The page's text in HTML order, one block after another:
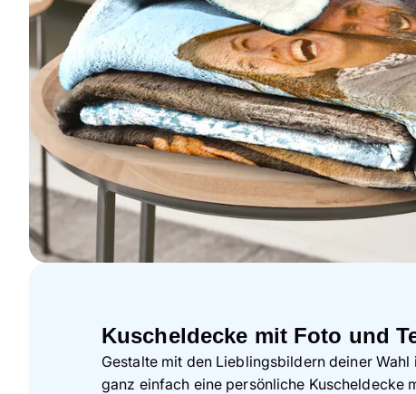
Kuscheldecke mit Foto und
Gestalte mit den Lieblingsbildern deiner
ganz einfach eine persönliche Kuscheldecke